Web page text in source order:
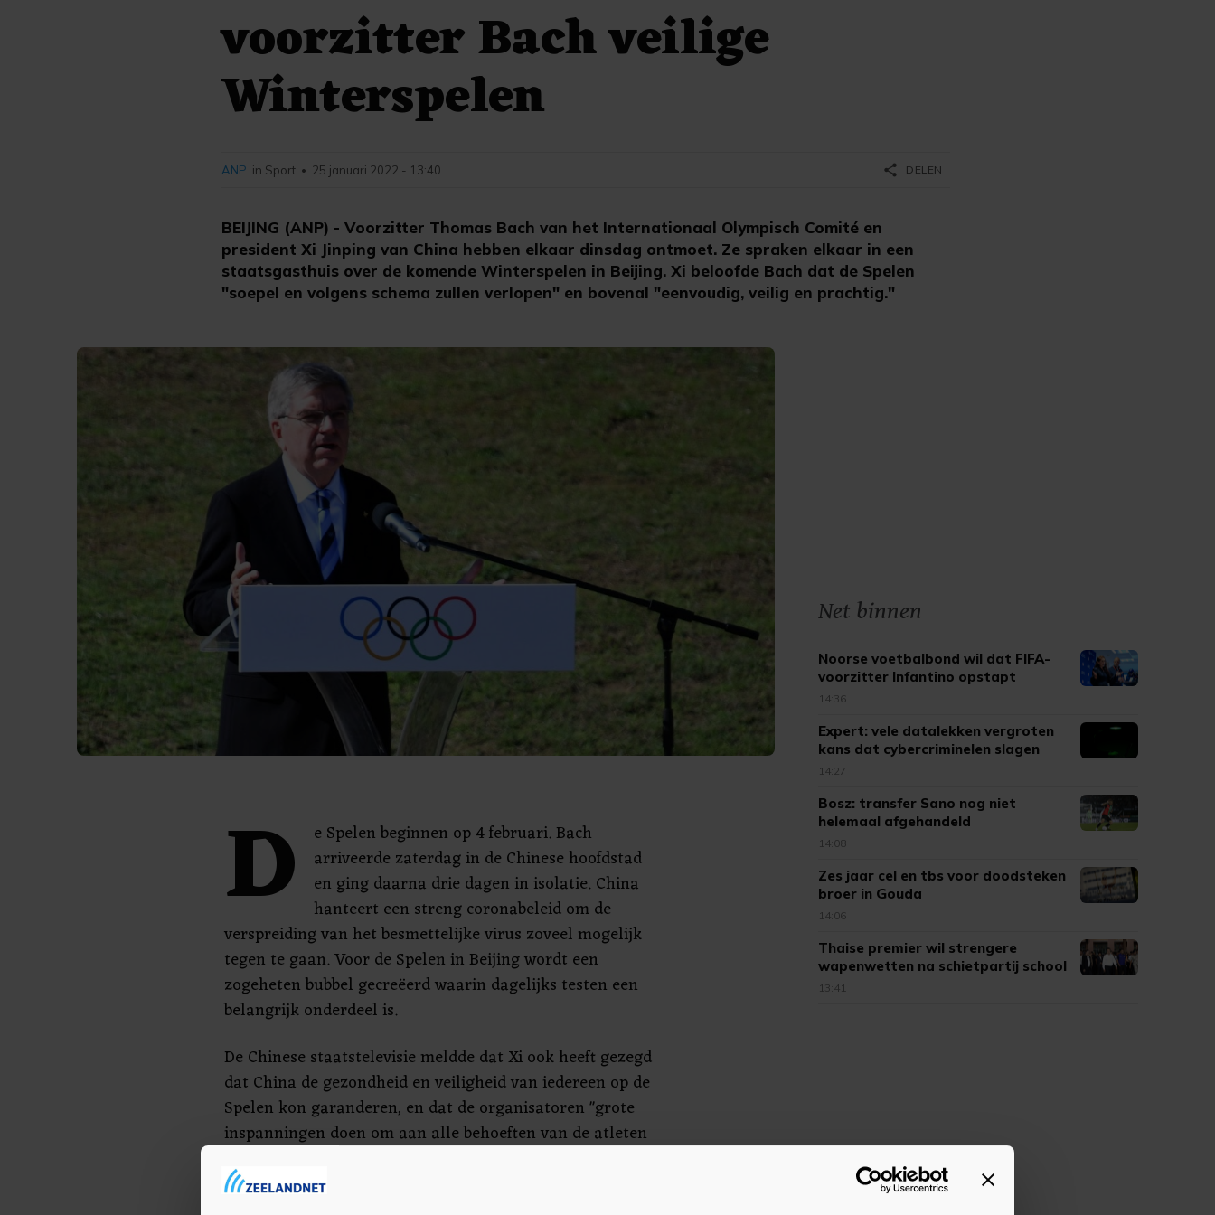
voorzitter Bach veilige
Winterspelen
BEIJING (ANP) - Voorzitter Thomas Bach van het Internationaal Olympisch Comité en
president Xi Jinping van China hebben elkaar dinsdag ontmoet. Ze spraken elkaar in een
staatsgasthuis over de komende Winterspelen in Beijing. Xi beloofde Bach dat de Spelen
"soepel en volgens schema zullen verlopen" en bovenal "eenvoudig, veilig en prachtig."
ANP in Sport • 25 januari 2022 - 13:40 share DELEN
D
e Spelen beginnen op 4 februari. Bach
arriveerde zaterdag in de Chinese hoofdstad
en ging daarna drie dagen in isolatie. China
hanteert een streng coronabeleid om de
verspreiding van het besmettelijke virus zoveel mogelijk
tegen te gaan. Voor de Spelen in Beijing wordt een
zogeheten bubbel gecreëerd waarin dagelijks testen een
belangrijk onderdeel is.
De Chinese staatstelevisie meldde dat Xi ook heeft gezegd
dat China de gezondheid en veiligheid van iedereen op de
Spelen kon garanderen, en dat de organisatoren "grote
inspanningen doen om aan alle behoeften van de atleten
Net binnen
Noorse voetbalbond wil dat FIFA-
voorzitter Infantino opstapt
14:36
Expert: vele datalekken vergroten
kans dat cybercriminelen slagen
14:27
Bosz: transfer Sano nog niet
helemaal afgehandeld
14:08
Zes jaar cel en tbs voor doodsteken
broer in Gouda
14:06
Thaise premier wil strengere
wapenwetten na schietpartij school
13:41